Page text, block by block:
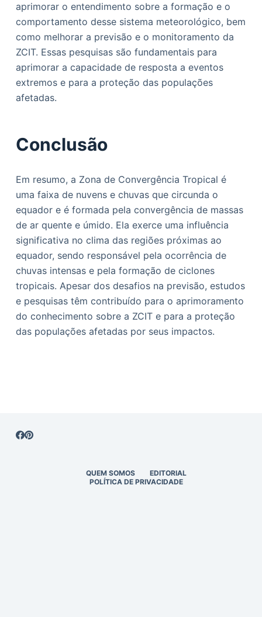
aprimorar o entendimento sobre a formação e o
comportamento desse sistema meteorológico, bem
como melhorar a previsão e o monitoramento da
ZCIT. Essas pesquisas são fundamentais para
aprimorar a capacidade de resposta a eventos
extremos e para a proteção das populações
afetadas.
Conclusão
Em resumo, a Zona de Convergência Tropical é
uma faixa de nuvens e chuvas que circunda o
equador e é formada pela convergência de massas
de ar quente e úmido. Ela exerce uma influência
significativa no clima das regiões próximas ao
equador, sendo responsável pela ocorrência de
chuvas intensas e pela formação de ciclones
tropicais. Apesar dos desafios na previsão, estudos
e pesquisas têm contribuído para o aprimoramento
do conhecimento sobre a ZCIT e para a proteção
das populações afetadas por seus impactos.
QUEM SOMOS
EDITORIAL
POLÍTICA DE PRIVACIDADE